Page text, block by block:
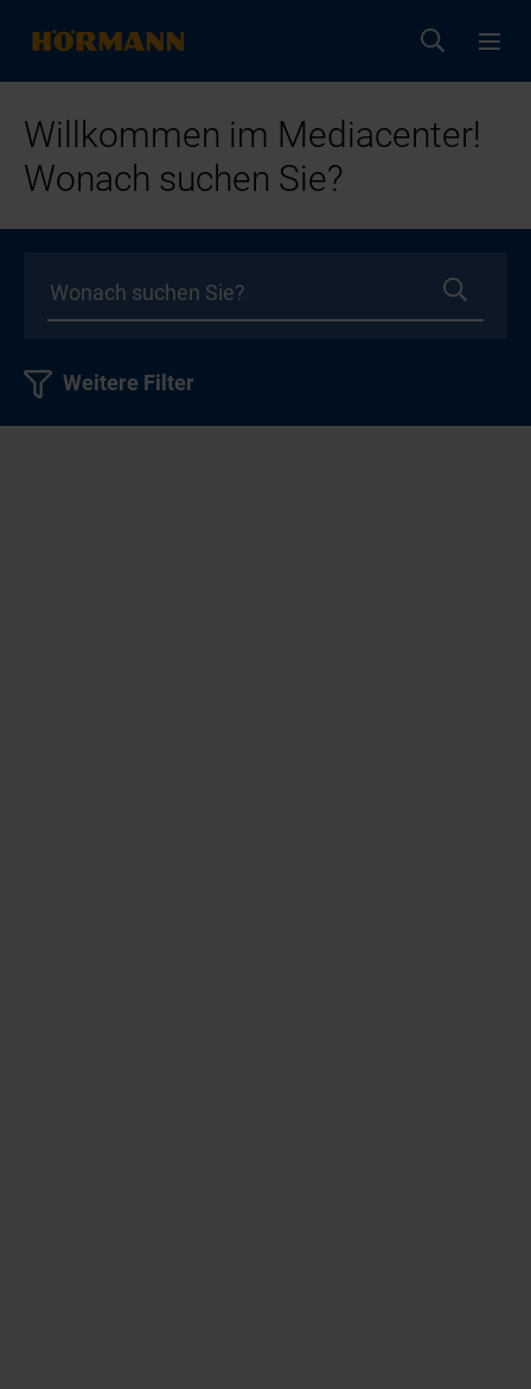
Willkommen im Mediacenter!
Wonach suchen Sie?
Weitere Filter